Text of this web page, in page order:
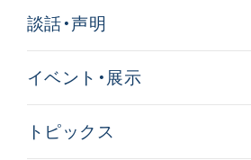
談話・声明
イベント・展示
トピックス